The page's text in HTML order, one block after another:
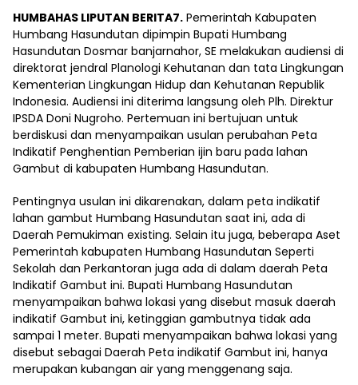
HUMBAHAS LIPUTAN BERITA7. Pemerintah Kabupaten
Humbang Hasundutan dipimpin Bupati Humbang
Hasundutan Dosmar banjarnahor, SE melakukan audiensi di
direktorat jendral Planologi Kehutanan dan tata Lingkungan
Kementerian Lingkungan Hidup dan Kehutanan Republik
Indonesia. Audiensi ini diterima langsung oleh Plh. Direktur
IPSDA Doni Nugroho. Pertemuan ini bertujuan untuk
berdiskusi dan menyampaikan usulan perubahan Peta
Indikatif Penghentian Pemberian ijin baru pada lahan
Gambut di kabupaten Humbang Hasundutan.
Pentingnya usulan ini dikarenakan, dalam peta indikatif
lahan gambut Humbang Hasundutan saat ini, ada di
Daerah Pemukiman existing. Selain itu juga, beberapa Aset
Pemerintah kabupaten Humbang Hasundutan Seperti
Sekolah dan Perkantoran juga ada di dalam daerah Peta
Indikatif Gambut ini. Bupati Humbang Hasundutan
menyampaikan bahwa lokasi yang disebut masuk daerah
indikatif Gambut ini, ketinggian gambutnya tidak ada
sampai 1 meter. Bupati menyampaikan bahwa lokasi yang
disebut sebagai Daerah Peta indikatif Gambut ini, hanya
merupakan kubangan air yang menggenang saja.